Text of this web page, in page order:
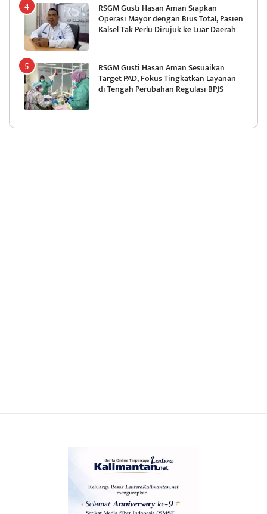
RSGM Gusti Hasan Aman Siapkan
Operasi Mayor dengan Bius Total, Pasien
Kalsel Tak Perlu Dirujuk ke Luar Daerah
RSGM Gusti Hasan Aman Sesuaikan
Target PAD, Fokus Tingkatkan Layanan
di Tengah Perubahan Regulasi BPJS